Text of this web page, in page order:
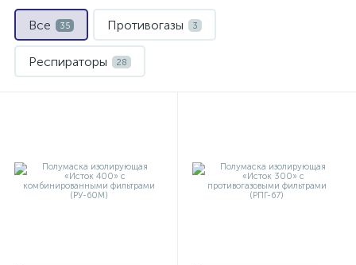
Все 35 Противогазы 3
Респираторы 28